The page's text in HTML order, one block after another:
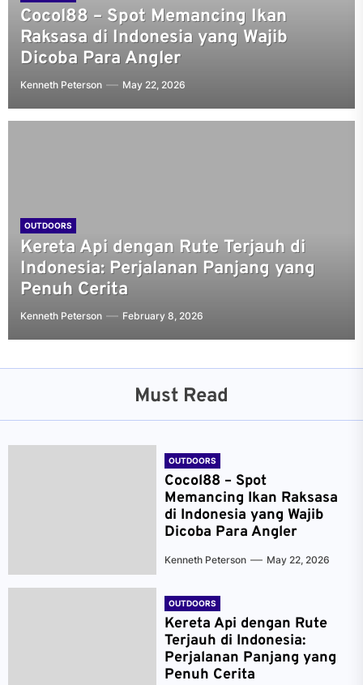
Cocol88 – Spot Memancing Ikan
Raksasa di Indonesia yang Wajib
Dicoba Para Angler
Kenneth Peterson May 22, 2026
OUTDOORS
Kereta Api dengan Rute Terjauh di
Indonesia: Perjalanan Panjang yang
Penuh Cerita
Kenneth Peterson February 8, 2026
Must Read
OUTDOORS
Cocol88 – Spot
Memancing Ikan Raksasa
di Indonesia yang Wajib
Dicoba Para Angler
Kenneth Peterson May 22, 2026
OUTDOORS
Kereta Api dengan Rute
Terjauh di Indonesia:
Perjalanan Panjang yang
Penuh Cerita